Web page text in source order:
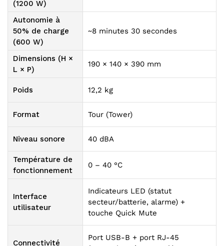
(1200 W)
Autonomie à
50% de charge
(600 W)
~8 minutes 30 secondes
Dimensions (H ×
L × P)
190 × 140 × 390 mm
Poids 12,2 kg
Format Tour (Tower)
Niveau sonore 40 dBA
Température de
fonctionnement
0 – 40 °C
Interface
utilisateur
Indicateurs LED (statut
secteur/batterie, alarme) +
touche Quick Mute
Connectivité
Port USB-B + port RJ-45